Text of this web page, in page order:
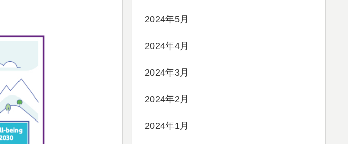
2024年5月
2024年4月
2024年3月
2024年2月
2024年1月